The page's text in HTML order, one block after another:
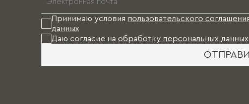
Принимаю условия пользовательского
данных
Даю согласие на обработку персональных данных